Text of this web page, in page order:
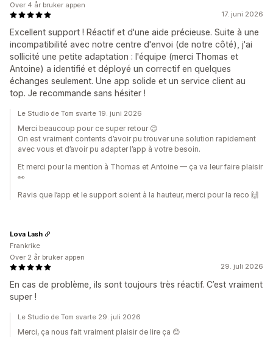
17. juni 2026
Excellent support ! Réactif et d'une aide précieuse. Suite à une
incompatibilité avec notre centre d'envoi (de notre côté), j'ai
sollicité une petite adaptation : l'équipe (merci Thomas et
Antoine) a identifié et déployé un correctif en quelques
échanges seulement. Une app solide et un service client au
top. Je recommande sans hésiter !
Over 4 år bruker appen
Le Studio de Tom svarte 19. juni 2026
Merci beaucoup pour ce super retour 😊
On est vraiment contents d’avoir pu trouver une solution rapidement
avec vous et d’avoir pu adapter l’app à votre besoin.
Et merci pour la mention à Thomas et Antoine — ça va leur faire plaisir
👀
Ravis que l’app et le support soient à la hauteur, merci pour la reco 🙌
29. juli 2026
En cas de problème, ils sont toujours très réactif. C’est vraiment
super !
Lova Lash
Frankrike
Over 2 år bruker appen
Le Studio de Tom svarte 29. juli 2026
Merci, ça nous fait vraiment plaisir de lire ça 😊